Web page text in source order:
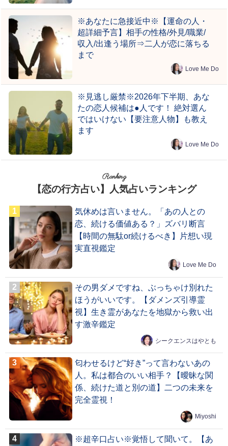
※あなたに急接近中※【運命の人・
超詳細予言】相手の性格/外見/職業/
収入/出逢う場所⇒二人が恋に落ちる
まで
Love Me Do
※見逃し厳禁※2026年下半期、あな
たの恋人候補は●人です！ 絶対選ん
ではいけない【要注意人物】も教え
ます
Love Me Do
Ranking
【恋の行方占い】人気占いランキング
気休めは言いません。「あの人との
恋、続ける価値ある？」ズバリ断言
【時間の無駄or続けるべき】片想い現
実直視鑑定
Love Me Do
その男ダメですね、ぶっちゃけ別れた
ほうがいいです。【ダメンズ引導霊
視】生き霊があなたを地獄から救い出
す激辛鑑定
シークエンスはやとも
匂わせるけど“好き”って言わないあの
人。私は都合のいい相手？【曖昧な関
係、続けた道と別の道】二つの未来を
完全霊視！
Miyoshi
※超辛口占い※覚悟して聞いて。【あ